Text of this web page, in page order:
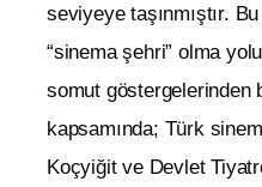
seviyeye taşınmıştır.
“sinema şehri” olma
somut göstergelerinden
kapsamında; Türk
Koçyiğit ve Devlet